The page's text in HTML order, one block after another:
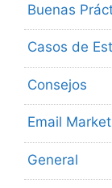
Buenas
Casos de
Consejos
Email
General